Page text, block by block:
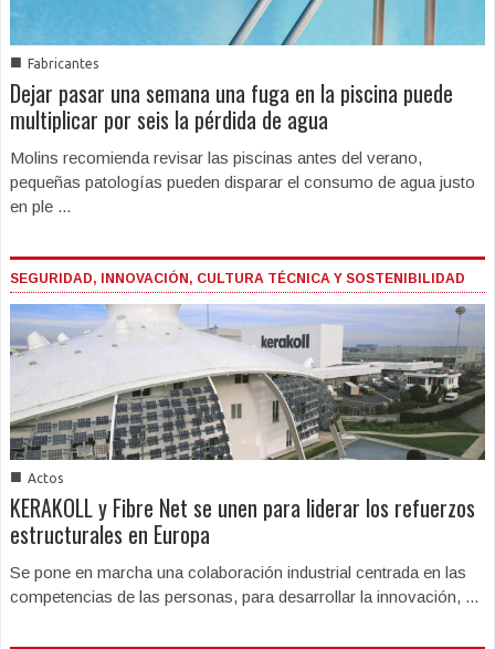
■ Fabricantes
Dejar pasar una semana una fuga en la piscina puede
multiplicar por seis la pérdida de agua
Molins recomienda revisar las piscinas antes del verano,
pequeñas patologías pueden disparar el consumo de agua justo
en ple ...
SEGURIDAD, INNOVACIÓN, CULTURA TÉCNICA Y SOSTENIBILIDAD
■ Actos
KERAKOLL y Fibre Net se unen para liderar los refuerzos
estructurales en Europa
Se pone en marcha una colaboración industrial centrada en las
competencias de las personas, para desarrollar la innovación, ...